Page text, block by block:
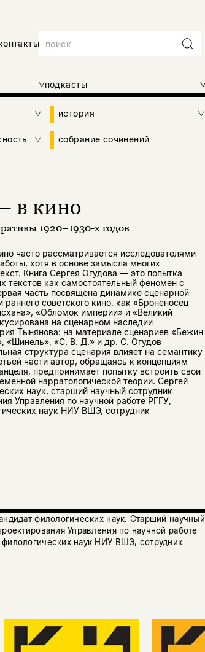
подкасты
история
собрание сочинений
в кино
1920–1930-х годов
часто рассматривается исследователями
хотя в основе замысла многих
Книга Сергея Огудова — это попытка
текстов как самостоятельный феномен с
часть посвящена динамике сценарной
советского кино, как «Броненосец
«Обломок империи» и «Великий
на сценарном наследии
Тынянова: на материале сценариев «Бежин
«Шинель», «С. В. Д.» и др. С. Огудов
структура сценария влияет на семантику
части автор, обращаясь к концепциям
предпринимает попытку встроить свои
нарратологической теории. Сергей
наук, старший научный сотрудник
Управления по научной работе РГГУ,
наук НИУ ВШЭ, сотрудник
филологических наук. Старший научный
Управления по научной работе
наук НИУ ВШЭ, сотрудник